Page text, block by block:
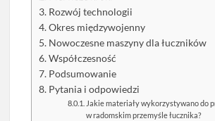
Rozwój technologii
Okres międzywojenny
Nowoczesne maszyny dla łuczników
Współczesność
Podsumowanie
Pytania i odpowiedzi
Jakie materiały wykorzystywano do
w radomskim przemyśle łucznika?